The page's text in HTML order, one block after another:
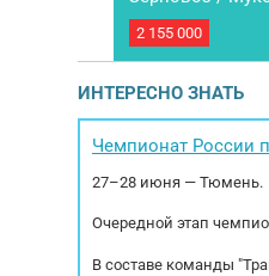
- 2,48 м.
Полуприцеп
Технические
- сталь ST52,
изготовление
2 155 000
ИНТЕРЕСНО ЗНАТЬ
Чемпионат России
27–28 июня — Тюмень.
Очередной этап
В составе команды